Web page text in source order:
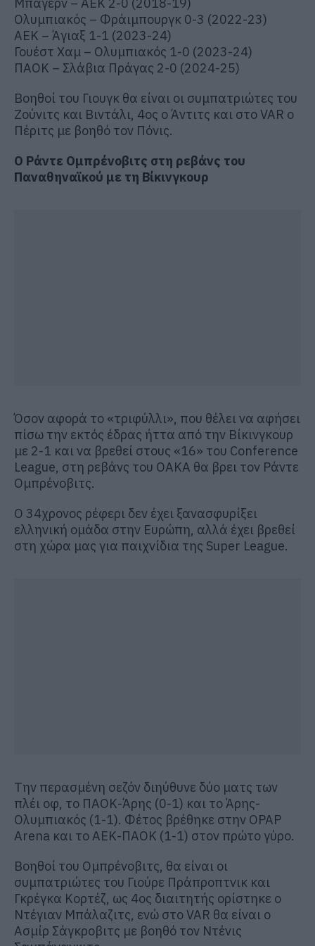
Ολυμπιακός – Φράιμπουργκ 0-3 (2022-23)
ΑΕΚ – Άγιαξ 1-1 (2023-24)
Γουέστ Χαμ – Ολυμπιακός 1-0 (2023-24)
ΠΑΟΚ – Σλάβια Πράγας 2-0 (2024-25)
Βοηθοί του Γιουγκ θα είναι οι συμπατριώτες του
Ζούνιτς και Βιντάλι, 4ος ο Άντιτς και στο VAR ο
Πέριτς με βοηθό τον Πόνις.
O Ράντε Ομπρένοβιτς στη ρεβάνς του
Παναθηναϊκού με τη Βίκινγκουρ
Όσον αφορά το «τριφύλλι», που θέλει να αφήσει
πίσω την εκτός έδρας ήττα από την Βίκινγκουρ
με 2-1 και να βρεθεί στους «16» του Conference
League, στη ρεβάνς του ΟΑΚΑ θα βρει τον Ράντε
Ομπρένοβιτς.
Ο 34χρονος ρέφερι δεν έχει ξανασφυρίξει
ελληνική ομάδα στην Ευρώπη, αλλά έχει βρεθεί
στη χώρα μας για παιχνίδια της Super League.
Την περασμένη σεζόν διηύθυνε δύο ματς των
πλέι οφ, το ΠΑΟΚ-Άρης (0-1) και το Άρης-
Ολυμπιακός (1-1). Φέτος βρέθηκε στην OPAP
Arena και το ΑΕΚ-ΠΑΟΚ (1-1) στον πρώτο γύρο.
Βοηθοί του Ομπρένοβιτς, θα είναι οι
συμπατριώτες του Γιούρε Πράπροπτνικ και
Γκρέγκα Κορτέζ, ως 4ος διαιτητής ορίστηκε ο
Ντέγιαν Μπάλαζιτς, ενώ στο VAR θα είναι ο
Ασμίρ Σάγκροβιτς με βοηθό τον Ντένις